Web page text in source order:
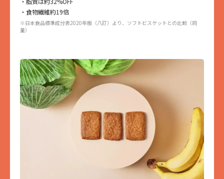
【ソイプロテイン プレーン】
エネルギー：58kcal
タンパク質：3.3g
- 糖質：3.1g
- 食物繊維：3.1g
・食物繊維約19倍
※日本食品標準成分表2020年版（八訂）より、ソフトビスケットとの比較（同
量）